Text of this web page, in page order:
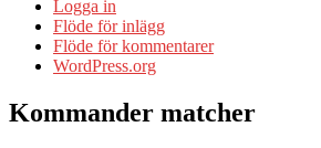
Logga in
Flöde för inlägg
Flöde för kommentarer
WordPress.org
Kommander matcher